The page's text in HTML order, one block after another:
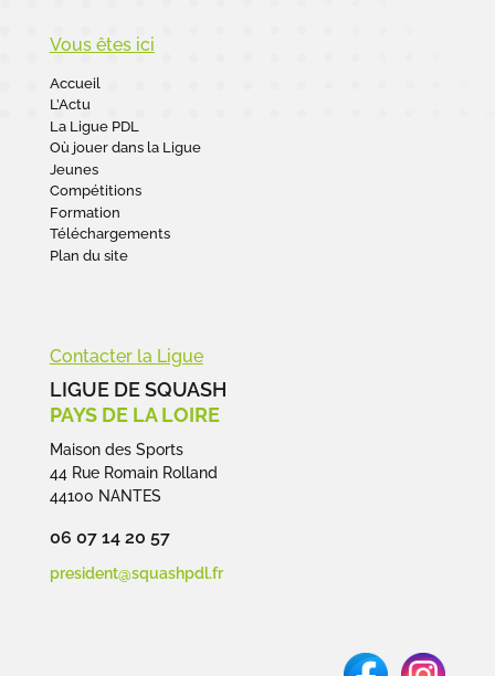
Vous êtes ici
Accueil
L’Actu
La Ligue PDL
Où jouer dans la Ligue
Jeunes
Compétitions
Formation
Téléchargements
Plan du site
Contacter la Ligue
LIGUE DE SQUASH
PAYS DE LA LOIRE
Maison des Sports
44 Rue Romain Rolland
44100 NANTES
06 07 14 20 57
president@squashpdl.fr